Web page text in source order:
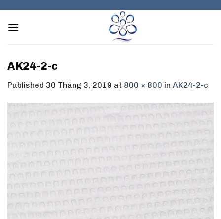
content
AK24-2-c
Published 30 Tháng 3, 2019 at 800 × 800 in AK24-2-c